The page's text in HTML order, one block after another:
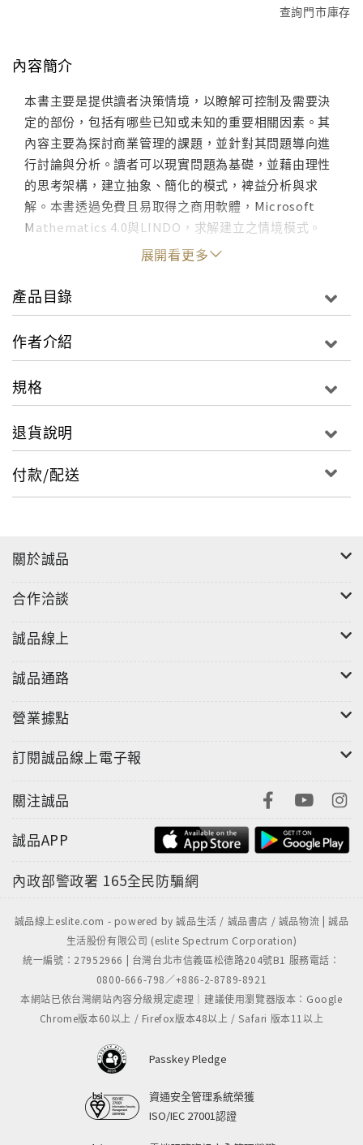
查詢門市庫存
內容簡介
本書主要是提供讀者決策情境，以瞭解可控制及需要決
定的部份，包括有哪些已知或未知的重要相關因素。其
內容主要為探討商業管理的課題，並針對其問題導向進
行討論與分析。讀者可以現實問題為基礎，並藉由理性
的思考架構，建立抽象、簡化的模式，裨益分析與求
解。本書透過免費且易取得之商用軟體，Microsoft
Mathematics 4.0與LINDO，求解建立之情境模式。
展開看更多
產品目錄
作者介紹
規格
退貨說明
付款/配送
關於誠品
合作洽談
誠品線上
誠品通路
營業據點
訂閱誠品線上電子報
關注誠品
誠品APP
內政部警政署 165全民防騙網
誠品線上eslite.com - powered by 誠品生活 / 誠品書店 / 誠品物流 | 誠品
生活股份有限公司 (eslite Spectrum Corporation)
統一編號：27952966 | 台灣台北市信義區松德路204號B1 服務電話：
0800-666-798／+886-2-8789-8921
本網站已依台灣網站內容分級規定處理｜建議使用瀏覽器版本：Google
Chrome版本60以上 / Firefox版本48以上 / Safari 版本11以上
Passkey Pledge
資通安全管理系統榮獲
ISO/IEC 27001認證